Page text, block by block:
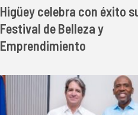
Higüey celebra con éxito
Festival de Belleza y
Emprendimiento